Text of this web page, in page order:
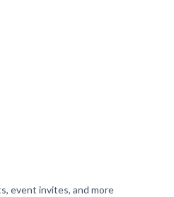
event invites, and more